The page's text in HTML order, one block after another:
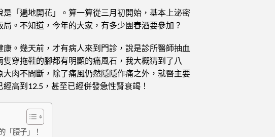
「遍地開花」。算一算從三月初開始，基本上泌密
。不知道，今年的大家，有多少團春酒要參加？
。幾天前，才有病人來到門診，說是診所醫師抽血
穿拖鞋的腳都有明顯的痛風石，我大概猜到了八
肉不間斷，除了痛風仍然隱隱作痛之外，就醫主要
高到12.5，甚至已經併發急性腎衰竭！
「腰子」！